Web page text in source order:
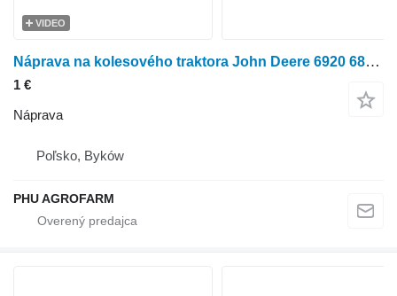
VIDEO
Náprava na kolesového traktora John Deere 6920 6820 6620 6520
1 €
Náprava
Poľsko, Byków
PHU AGROFARM